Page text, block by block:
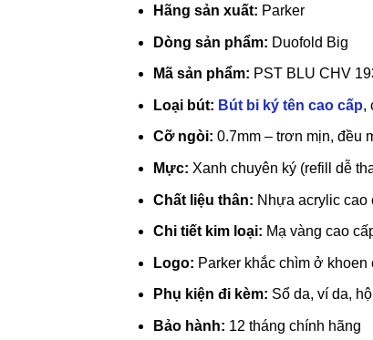
Hãng sản xuất: Parker
Dòng sản phẩm: Duofold Big
Mã sản phẩm: PST BLU CHV
Loại bút: Bút bi ký tên cao cấp,
Cỡ ngòi: 0.7mm – trơn mịn, đều
Mực: Xanh chuyên ký (refill dễ
Chất liệu thân: Nhựa acrylic cao
Chi tiết kim loại: Mạ vàng cao
Logo: Parker khắc chìm ở khoen
Phụ kiện đi kèm: Sổ da, ví da,
Bảo hành: 12 tháng chính hãng